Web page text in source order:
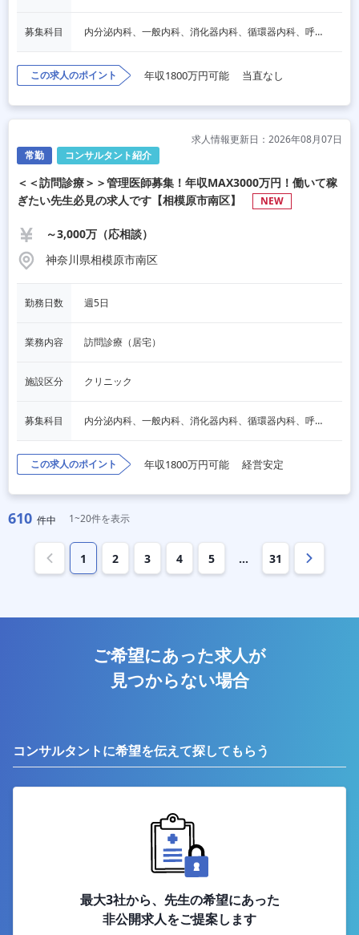
募集科目 内分泌内科、一般内科、消化器内科、循環器内科、呼吸器内科、血液内科、心療内科、脳神経内科、老人内科、一般外科、消化器外科、心臓外科、呼吸器外科、脳神経外科、整形外科、形成外科、リハビリテーション科、小児科、産婦人科、婦人科、精神科、眼科、耳鼻咽喉科、皮膚科、泌尿器科、放射線科、人工透析、麻酔科、美容外科、人間ドック・検診、その他
この求人のポイント 年収1800万円可能 当直なし
常勤 コンサルタント紹介
求人情報更新日：2026年08月07日
＜＜訪問診療＞＞管理医師募集！年収MAX3000万円！働いて稼
ぎたい先生必見の求人です【相模原市南区】
NEW
～3,000万（応相談）
神奈川県相模原市南区
勤務日数 週5日
業務内容 訪問診療（居宅）
施設区分 クリニック
募集科目 内分泌内科、一般内科、消化器内科、循環器内科、呼吸器内科、血液内科、老人内科、泌尿器科
この求人のポイント 年収1800万円可能 経営安定
610 件中 1~20件を表示
1 2 3 4 5 … 31
ご希望にあった求人が
見つからない場合
コンサルタントに希望を伝えて探してもらう
最大3社から、先生の希望にあった
非公開求人をご提案します